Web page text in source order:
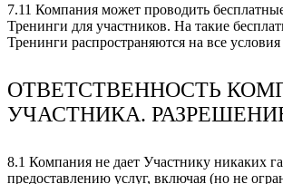
7.11 Компания может проводить
Тренинги для участников. На такие
Тренинги распространяются на все
ОТВЕТСТВЕННОСТЬ
УЧАСТНИКА.
8.1 Компания не дает Участнику никаких
предоставлению услуг, включая (но не